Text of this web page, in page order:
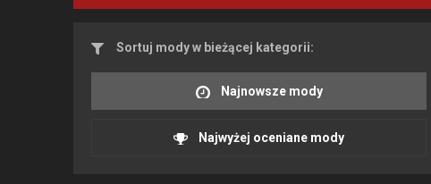
Sortuj mody w bieżącej kategorii:
Najnowsze mody
Najwyżej oceniane mody